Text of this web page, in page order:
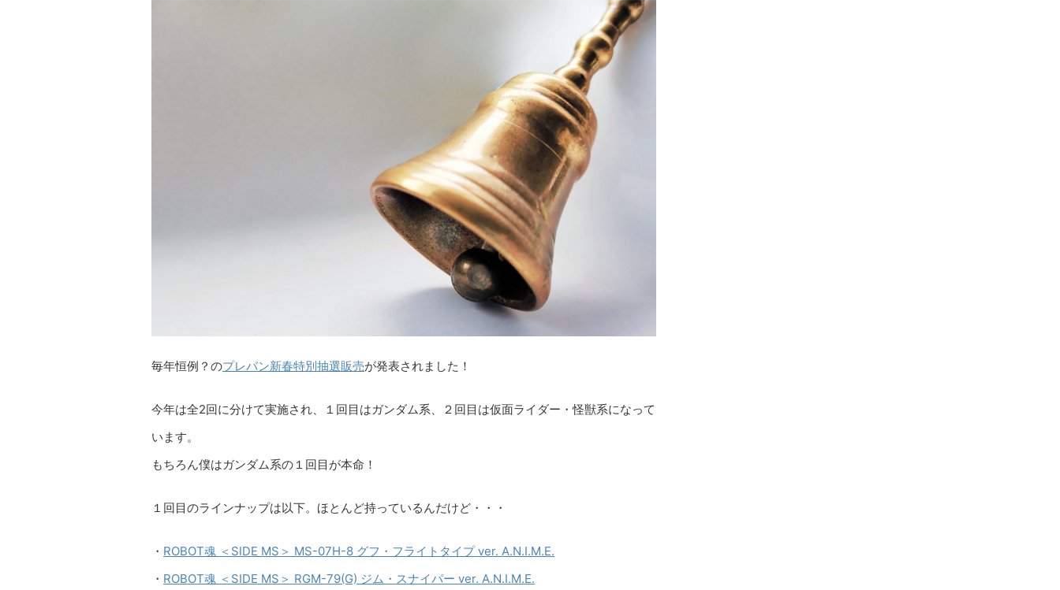
毎年恒例？のプレバン新春特別抽選販売が発表されました！
今年は全2回に分けて実施され、１回目はガンダム系、２回目は仮面ライダー・怪獣系になって
います。
もちろん僕はガンダム系の１回目が本命！
１回目のラインナップは以下。ほとんど持っているんだけど・・・
・ ROBOT魂 ＜SIDE MS＞ MS-07H-8 グフ・フライトタイプ ver. A.N.I.M.E.
・ ROBOT魂 ＜SIDE MS＞ RGM-79(G) ジム・スナイパー ver. A.N.I.M.E.